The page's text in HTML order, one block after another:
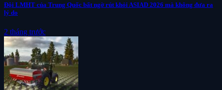
Đội LMHT của Trung Quốc bất ngờ rút khỏi ASIAD 2026 mà không đưa ra
lý do
2 tháng trước